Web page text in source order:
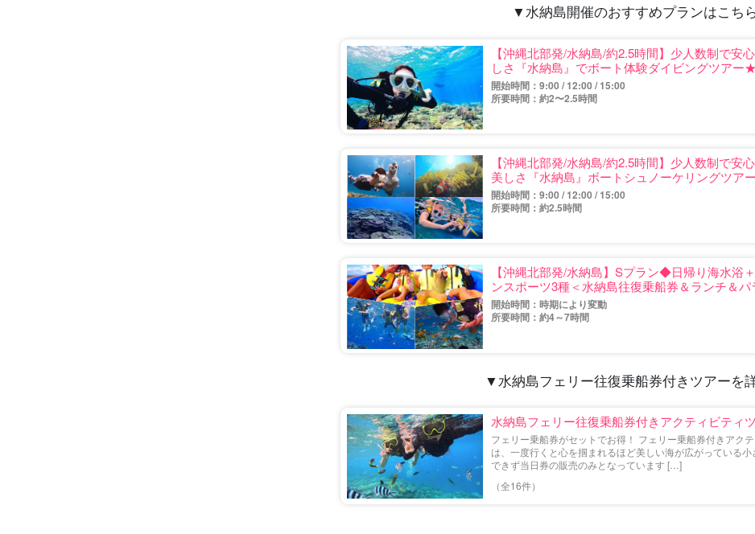
▼水納島開催のおすすめプランはこち
【沖縄北部発/水納島/約2.5時間】少人数制で
しさ『水納島』でボート体験ダイビングツアー
開始時間：9:00 / 12:00 / 15:00
所要時間：約2〜2.5時間
【沖縄北部発/水納島/約2.5時間】少人数制で
美しさ『水納島』ボートシュノーケリングツア
開始時間：9:00 / 12:00 / 15:00
所要時間：約2.5時間
【沖縄北部発/水納島】Sプラン◆日帰り海水浴
ンスポーツ3種＜水納島往復乗船券＆ランチ＆
（No.602）
開始時間：時期により変動
所要時間：約4～7時間
▼水納島フェリー往復乗船券付きツアーを
水納島フェリー往復乗船券付きアクティビティ
フェリー乗船券がセットでお得！ フェリー乗船券付きアク
は、一度行くと心を掴まれるほど美しい海が広がっている
できず当日券の販売のみとなっています […]
（全16件）